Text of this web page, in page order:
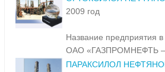
2009 год
Название предприятия в
ОАО «ГАЗПРОМНЕФТЬ
ПАРАКСИЛОЛ